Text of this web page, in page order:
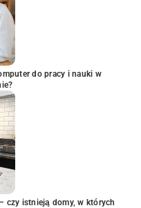
do pracy i nauki w
czy istnieją domy, w których